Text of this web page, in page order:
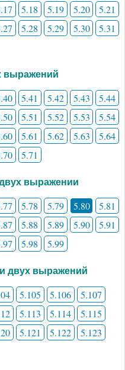
5.18 5.19 5.20
5.21
5.28 5.29 5.30
5.31
выражений
5.41 5.42 5.43
5.44
5.51 5.52 5.53
5.54
5.61 5.62 5.63
5.64
5.71
выражении
5.78 5.79 5.80
5.81
5.88 5.89 5.90
5.91
5.98 5.99
двух выражений
5.105 5.106
5.107
5.113 5.114
5.115
5.121 5.122
5.123